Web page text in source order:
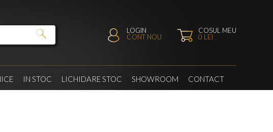
COSUL MEU
0 LEI
LOGIN
CONT NOU
IN STOC LICHIDARE STOC SHOWROOM CONTACT